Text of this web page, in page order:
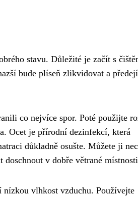
stavu. Důležité je začít s
bude plíseň zlikvidovat a
co nejvíce spor. Poté použijte
Ocet je přírodní dezinfekcí, která
důkladně osušte. Můžete ji
v dobře větrané
vlhkost vzduchu. Používejte